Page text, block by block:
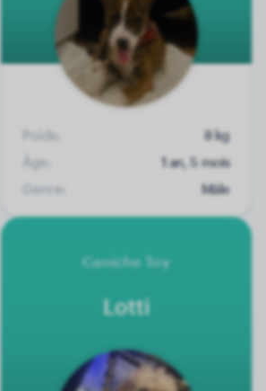
Poids:
8 kg
Âge:
1 an, 5 mois
Genre:
Mâle
Caniche Toy
Lotti